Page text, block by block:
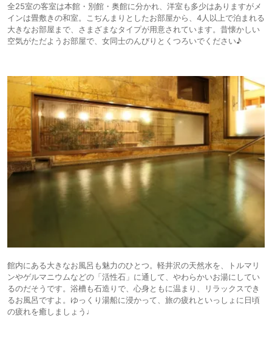
全25室の客室は本館・別館・奥館に分かれ、洋室も多少はありますがメ
インは畳敷きの和室。こぢんまりとしたお部屋から、4人以上で泊まれる
大きなお部屋まで、さまざまなタイプが用意されています。昔懐かしい
空気がただようお部屋で、女同士のんびりとくつろいでください♪
館内にある大きなお風呂も魅力のひとつ。軽井沢の天然水を、トルマリ
ンやゲルマニウムなどの「活性石」に通して、やわらかいお湯にしてい
るのだそうです。浴槽も石造りで、心身ともに温まり、リラックスでき
るお風呂ですよ。ゆっくり湯船に浸かって、旅の疲れといっしょに日頃
の疲れを癒しましょう♩